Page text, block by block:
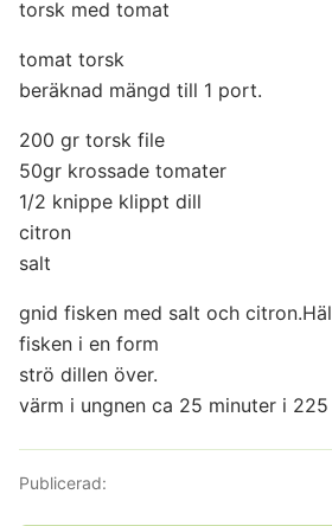
torsk med tomat
tomat torsk
beräknad mängd till 1 port.
200 gr torsk file
50gr krossade tomater
1/2 knippe klippt dill
citron
salt
gnid fisken med salt och
fisken i en form
strö dillen över.
värm i ungnen ca 25 minuter i 225
Publicerad: